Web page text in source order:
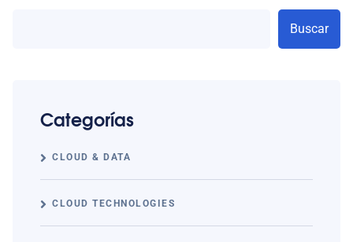
Buscar
Categorías
CLOUD & DATA
CLOUD TECHNOLOGIES